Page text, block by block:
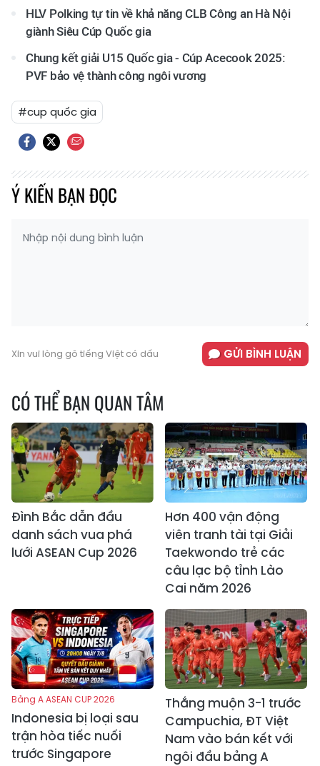
HLV Polking tự tin về khả năng CLB Công an Hà Nội
giành Siêu Cúp Quốc gia
Chung kết giải U15 Quốc gia - Cúp Acecook 2025:
PVF bảo vệ thành công ngôi vương
#cup quốc gia
Ý KIẾN BẠN ĐỌC
Xin vui lòng gõ tiếng Việt có dấu GỬI BÌNH LUẬN
CÓ THỂ BẠN QUAN TÂM
Đình Bắc dẫn đầu
danh sách vua phá
lưới ASEAN Cup 2026
Hơn 400 vận động
viên tranh tài tại Giải
Taekwondo trẻ các
câu lạc bộ tỉnh Lào
Cai năm 2026
Bảng A ASEAN CUP 2026
Indonesia bị loại sau
trận hòa tiếc nuối
trước Singapore
Thắng muộn 3-1 trước
Campuchia, ĐT Việt
Nam vào bán kết với
ngôi đầu bảng A